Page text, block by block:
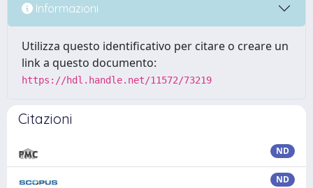
Informazioni
Utilizza questo identificativo per citare o creare un
link a questo documento:
https://hdl.handle.net/11572/73219
Citazioni
ND
ND